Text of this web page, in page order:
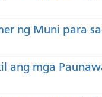
ng Muni para
ang mga